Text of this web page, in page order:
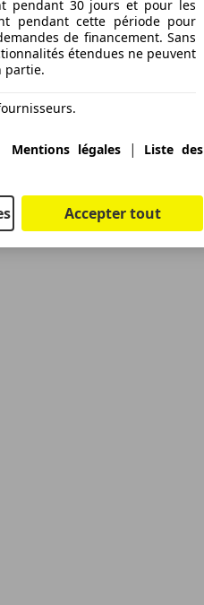
pendant 30 jours et pour les
pendant cette période pour
de financement. Sans
étendues ne peuvent
partie.
Mentions légales|
Liste des
Accepter tout